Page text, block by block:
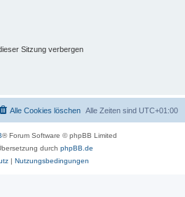
Sitzung verbergen
Alle Zeiten sind UTC+01:00
Alle Cookies löschen
® Forum Software © phpBB Limited
durch phpBB.de
| Nutzungsbedingungen